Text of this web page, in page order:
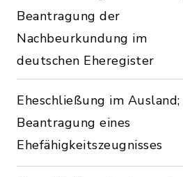
Beantragung der
Nachbeurkundung im
deutschen Eheregister
Eheschließung im Ausland;
Beantragung eines
Ehefähigkeitszeugnisses